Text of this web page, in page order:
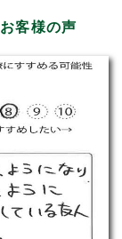
客様の声